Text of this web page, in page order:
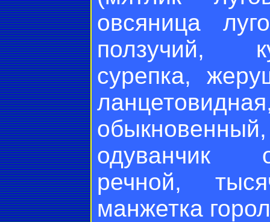
овсяница
ползучий,
сурепка,
одуванчик
речной,
манжетка